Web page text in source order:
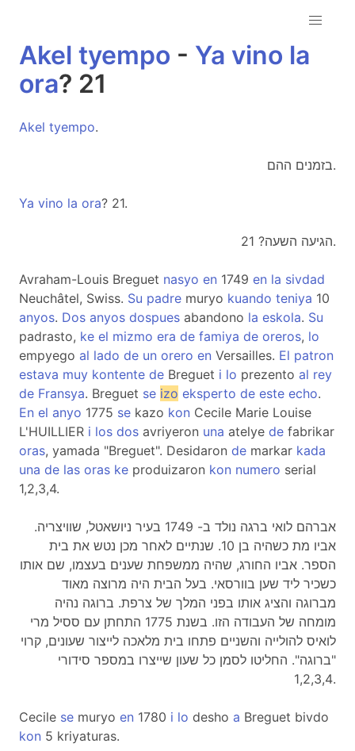
Akel tyempo - Ya vino la
ora? 21
Akel tyempo.
בזמנים ההם.
Ya vino la ora? 21.
הגיעה השעה? 21.
Avraham-Louis Breguet nasyo en 1749 en la sivdad
Neuchâtel, Swiss. Su padre muryo kuando teniya 10
anyos. Dos anyos dospues abandono la eskola. Su
padrasto, ke el mizmo era de famiya de oreros, lo
empyego al lado de un orero en Versailles. El patron
estava muy kontente de Breguet i lo prezento al rey
de Fransya. Breguet se izo eksperto de este echo.
En el anyo 1775 se kazo kon Cecile Marie Louise
L'HUILLIER i los dos avriyeron una atelye de fabrikar
oras, yamada "Breguet". Desidaron de markar kada
una de las oras ke produizaron kon numero serial
1,2,3,4.
אברהם לואי ברגה נולד ב- 1749 בעיר ניושאטל, שוויצריה.
אביו מת כשהיה בן 10. שנתיים לאחר מכן נטש את בית
הספר. אביו החורג, שהיה ממשפחת שענים בעצמו, שם אותו
כשכיר ליד שען בוורסאי. בעל הבית היה מרוצה מאוד
מברוגה והציג אותו בפני המלך של צרפת. ברוגה נהיה
מומחה של העבודה הזו. בשנת 1775 התחתן עם ססיל מרי
לואיס להולייה והשניים פתחו בית מלאכה לייצור שעונים, קרוי
"ברוגה". החליטו לסמן כל שעון שייצרו במספר סידורי
1,2,3,4.
Cecile se muryo en 1780 i lo desho a Breguet bivdo
kon 5 kriyaturas.